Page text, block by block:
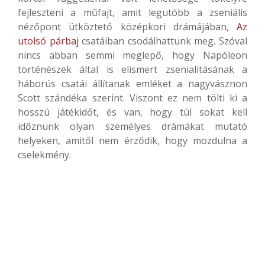
fejleszteni a műfajt, amit legutóbb a zseniális
nézőpont ütköztető középkori drámájában, Az
utolsó párbaj csatáiban csodálhattunk meg. Szóval
nincs abban semmi meglepő, hogy Napóleon
történészek által is elismert zsenialitásának a
háborús csatái állítanak emléket a nagyvásznon
Scott szándéka szerint. Viszont ez nem tölti ki a
hosszú játékidőt, és van, hogy túl sokat kell
időznünk olyan személyes drámákat mutató
helyeken, amitől nem érződik, hogy mozdulna a
cselekmény.